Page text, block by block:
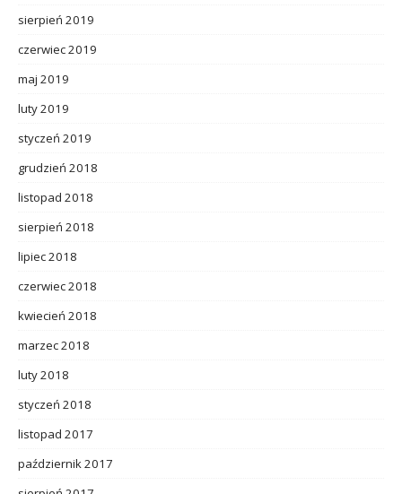
sierpień 2019
czerwiec 2019
maj 2019
luty 2019
styczeń 2019
grudzień 2018
listopad 2018
sierpień 2018
lipiec 2018
czerwiec 2018
kwiecień 2018
marzec 2018
luty 2018
styczeń 2018
listopad 2017
październik 2017